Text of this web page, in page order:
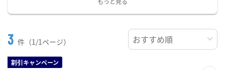
3 件（1/1ページ）
割引キャンペーン